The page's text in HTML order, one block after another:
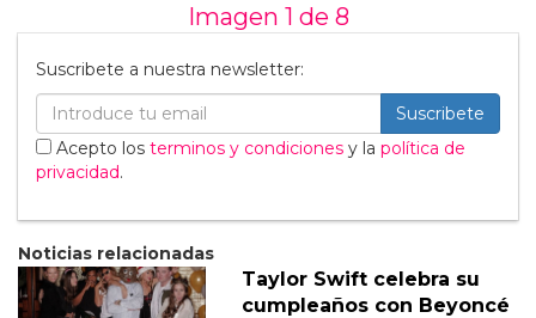
Imagen 1 de 8
Suscribete a nuestra newsletter:
Suscribete
Acepto los terminos y condiciones y la política de
privacidad.
Noticias relacionadas
Taylor Swift celebra su
cumpleaños con Beyoncé